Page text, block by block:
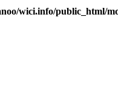
wici.info/public_html/